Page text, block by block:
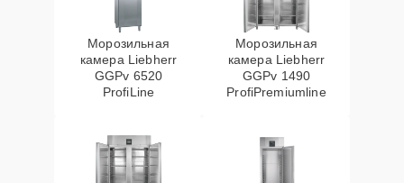
Морозильная
камера Liebherr
GGPv 6520
ProfiLine
Морозильная
камера Liebherr
GGPv 1490
ProfiPremiumline